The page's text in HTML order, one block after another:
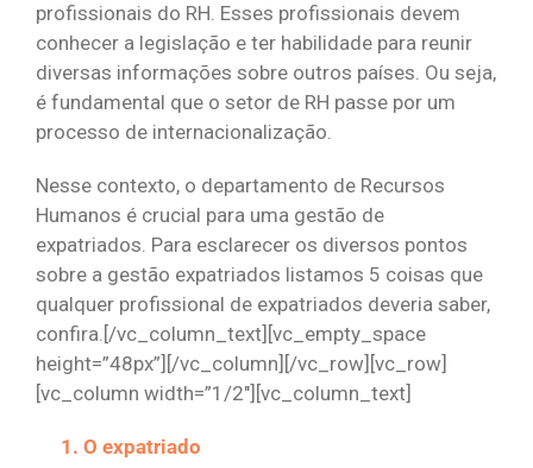
profissionais do RH. Esses profissionais devem
conhecer a legislação e ter habilidade para reunir
diversas informações sobre outros países. Ou seja,
é fundamental que o setor de RH passe por um
processo de internacionalização.
Nesse contexto, o departamento de Recursos
Humanos é crucial para uma gestão de
expatriados. Para esclarecer os diversos pontos
sobre a gestão expatriados listamos 5 coisas que
qualquer profissional de expatriados deveria saber,
confira.[/vc_column_text][vc_empty_space
height=”48px”][/vc_column][/vc_row][vc_row]
[vc_column width=”1/2″][vc_column_text]
O expatriado